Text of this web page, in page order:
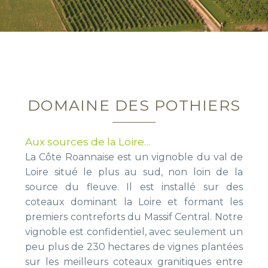
DOMAINE DES POTHIERS
Aux sources de la Loire…
La Côte Roannaise est un vignoble du val de
Loire situé le plus au sud, non loin de la
source du fleuve. Il est installé sur des
coteaux dominant la Loire et formant les
premiers contreforts du Massif Central. Notre
vignoble est confidentiel, avec seulement un
peu plus de 230 hectares de vignes plantées
sur les meilleurs coteaux granitiques entre